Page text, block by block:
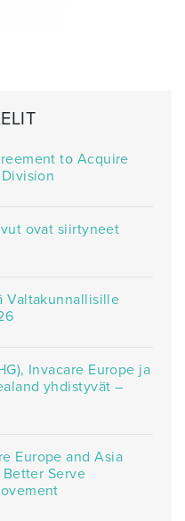
to Acquire
ovat siirtyneet
Valtakunnallisille
Invacare Europe ja
yhdistyvät –
Europe and Asia
Serve